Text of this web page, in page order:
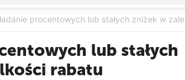
procentowych lub stałych zniżek w
lub stałych
rabatu